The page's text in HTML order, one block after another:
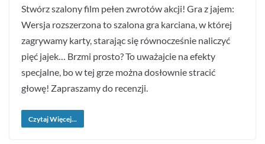
Stwórz szalony film pełen zwrotów akcji! Gra z jajem:
Wersja rozszerzona to szalona gra karciana, w której
zagrywamy karty, starając się równocześnie naliczyć
pięć jajek… Brzmi prosto? To uważajcie na efekty
specjalne, bo w tej grze można dosłownie stracić
głowę! Zapraszamy do recenzji.
Czytaj Więcej...